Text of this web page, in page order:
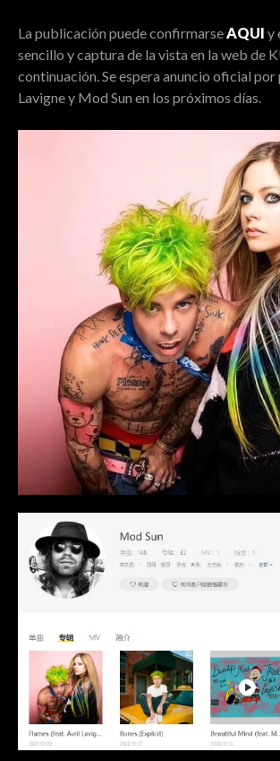
La publicación puede confirmarseAQUI y
sencillo y captura de la vista en la web de
continuación. Se espera anuncio oficial
Lavigne y Mod Sun en los próximos días.